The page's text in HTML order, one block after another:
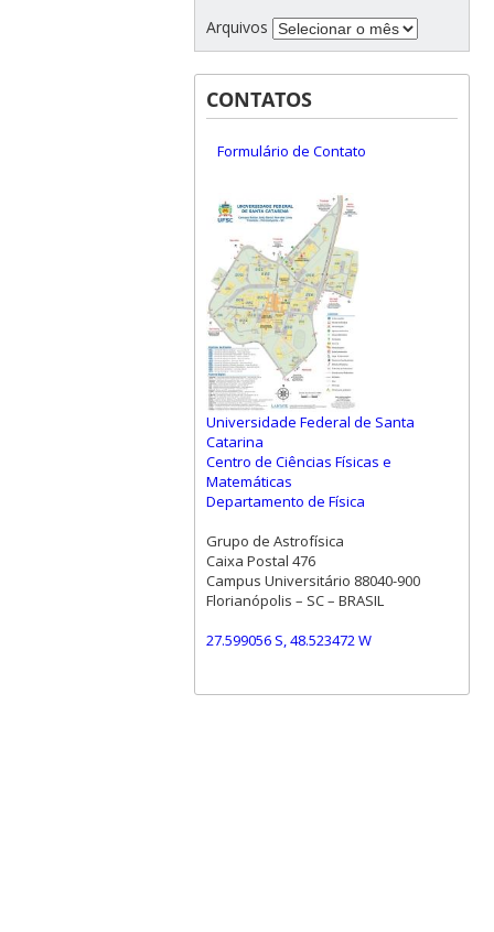
Arquivos
CONTATOS
Formulário de Contato
Universidade Federal de Santa
Catarina
Centro de Ciências Físicas e
Matemáticas
Departamento de Física
Grupo de Astrofísica
Caixa Postal 476
Campus Universitário 88040-900
Florianópolis – SC – BRASIL
27.599056 S, 48.523472 W